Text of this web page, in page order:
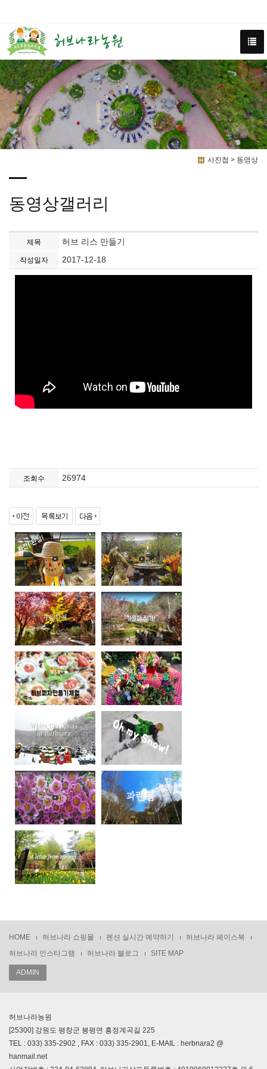
사진첩 > 동영상
동영상갤러리
제목 허브 리스 만들기
작성일자 2017-12-18
조회수 26974
HOME 허브나라 쇼핑몰 펜션 실시간 예약하기
허브나라 페이스북
허브나라 인스타그램
허브나라 블로그 SITE MAP
ADMIN
허브나라농원
[25300] 강원도 평창군 봉평면 흥정계곡길 225
TEL : 033) 335-2902 , FAX : 033) 335-2901, E-MAIL : herbnara2 @
hanmail.net